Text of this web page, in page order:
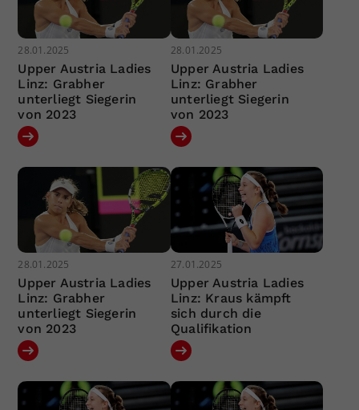
28.01.2025
Upper Austria Ladies
Linz: Grabher
unterliegt Siegerin
von 2023
28.01.2025
Upper Austria Ladies
Linz: Grabher
unterliegt Siegerin
von 2023
28.01.2025
Upper Austria Ladies
Linz: Grabher
unterliegt Siegerin
von 2023
27.01.2025
Upper Austria Ladies
Linz: Kraus kämpft
sich durch die
Qualifikation